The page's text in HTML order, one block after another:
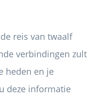
reis van twaalf
verbindingen zult
heden en je
deze informatie